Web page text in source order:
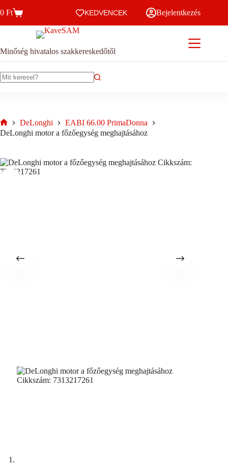
to
Kosár
0 Ft KEDVENCEK Bejelentkezés
Minőség hivatalos szakkereskedőtől
Home
DeLonghi
EABI 66.00 PrimaDonna
DeLonghi motor a főzőegység meghajtásához